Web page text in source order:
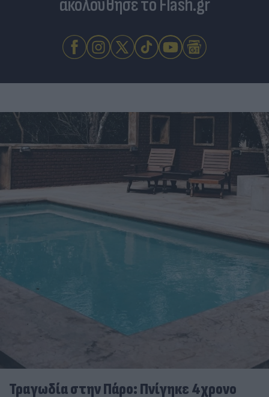
ακολούθησε το Flash.gr
Τραγωδία στην Πάρο: Πνίγηκε 4χρονο